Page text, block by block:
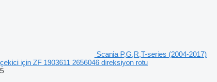
Scania P,G,R,T-series (2004-2017)
çekici için ZF 1903611 2656046 direksiyon rotu
5